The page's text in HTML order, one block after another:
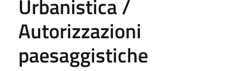
Urbanistica /
Autorizzazioni
paesaggistiche